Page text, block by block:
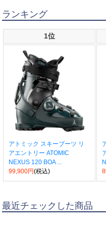
ランキング
1位
アトミック スキーブーツ リ
アエントリー ATOMIC
NEXUS 120 BOA ...
99,900円(税込)
最近チェックした商品